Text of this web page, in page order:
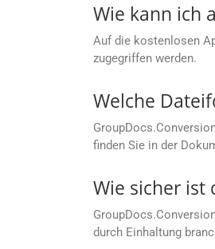
Wie kann ich
Auf die kostenlosen
zugegriffen werden.
Welche
finden Sie in der
Wie sicher ist
durch Einhaltung